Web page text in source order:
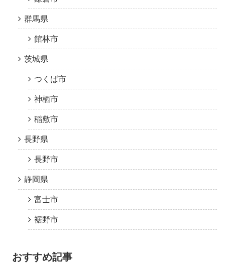
群馬県
館林市
茨城県
つくば市
神栖市
稲敷市
長野県
長野市
静岡県
富士市
裾野市
おすすめ記事